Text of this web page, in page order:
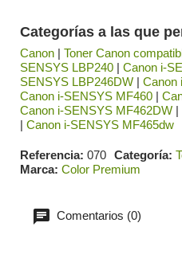
Categorías a las que
Canon | Toner Canon
SENSYS LBP240 | Canon i-
SENSYS LBP246DW | Canon
Canon i-SENSYS MF460 |
Canon i-SENSYS MF462DW |
| Canon i-SENSYS MF465dw
Referencia 070 Categoría
Marca Color Premium
Comentarios (0)